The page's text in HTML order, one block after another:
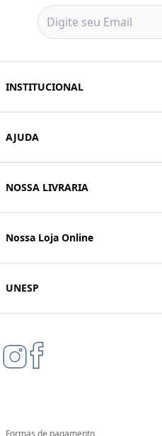
INSTITUCIONAL
AJUDA
NOSSA LIVRARIA
Nossa Loja Online
UNESP
Formas de pagamento